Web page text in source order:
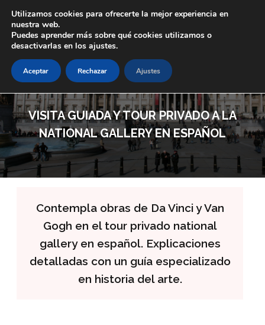
VISITA GUIADA Y TOUR PRIVADO A LA
NATIONAL GALLERY EN ESPAÑOL
Contempla obras de Da Vinci y Van
Gogh en el tour privado national
gallery en español. Explicaciones
detalladas con un guía especializado
en historia del arte.
Utilizamos cookies para ofrecerte la mejor experiencia en
nuestra web.
Puedes aprender más sobre qué cookies utilizamos o
desactivarlas en los ajustes.
Aceptar Rechazar Ajustes